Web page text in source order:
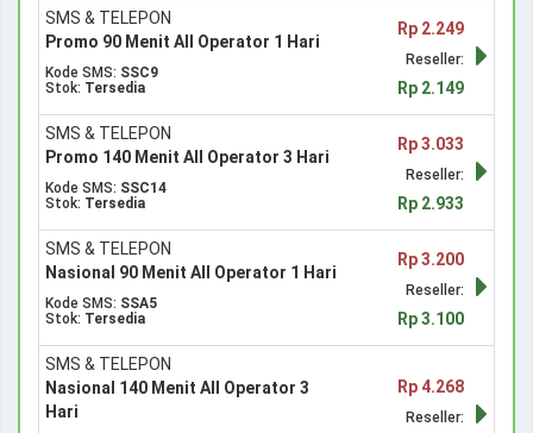
SMS & TELEPON
Promo 90 Menit All Operator 1 Hari
Kode SMS: SSC9
Stok: Tersedia
Rp 2.249
Reseller:
Rp 2.149
SMS & TELEPON
Promo 140 Menit All Operator 3 Hari
Kode SMS: SSC14
Stok: Tersedia
Rp 3.033
Reseller:
Rp 2.933
SMS & TELEPON
Nasional 90 Menit All Operator 1 Hari
Kode SMS: SSA5
Stok: Tersedia
Rp 3.200
Reseller:
Rp 3.100
SMS & TELEPON
Nasional 140 Menit All Operator 3
Hari
Rp 4.268
Reseller: